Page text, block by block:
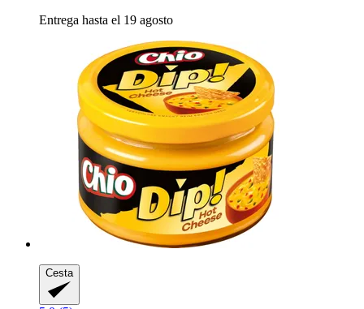
Entrega hasta el 19 agosto
Cesta